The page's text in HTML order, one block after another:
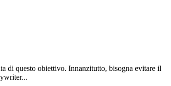
di questo obiettivo. Innanzitutto, bisogna evitare il